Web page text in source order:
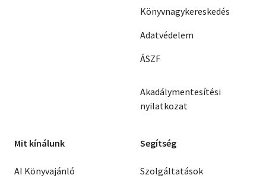
Könyvnagykereskedés
Adatvédelem
ÁSZF
Akadálymentesítési
nyilatkozat
Mit kínálunk
AI Könyvajánló
Segítség
Szolgáltatások